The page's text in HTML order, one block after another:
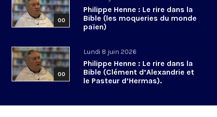
00
Philippe Henne : Le rire dans la
Bible (les moqueries du monde
païen)
00
Lundi 8 juin 2026
Philippe Henne : Le rire dans la
Bible (Clément d’Alexandrie et
le Pasteur d’Hermas).